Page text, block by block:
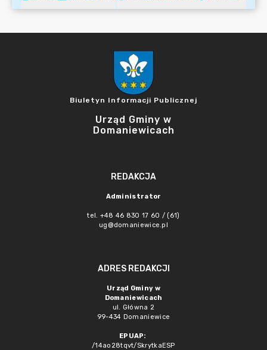
Biuletyn Informacji Publicznej
Urząd Gminy w
Domaniewicach
REDAKCJA
Administrator
tel. +48 46 830 17 60 / (61)
ug@domaniewice.pl
ADRES REDAKCJI
Urząd Gminy w
Domaniewicach
ul. Główna 2
99-434 Domaniewice
EPUAP:
/14ao28tqvt/SkrytkaESP